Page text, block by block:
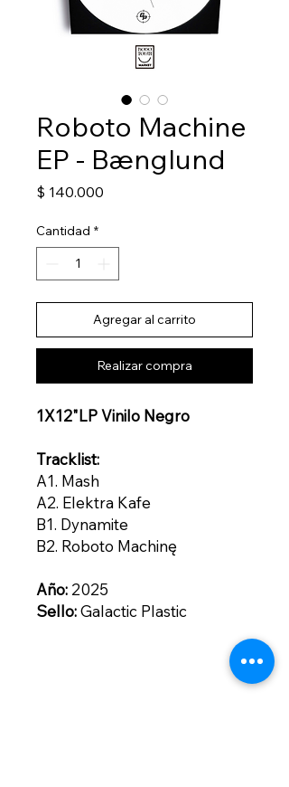
Roboto Machine
EP - Bænglund
$ 140.000
Cantidad *
Agregar al carrito
Realizar compra
1X12"LP Vinilo Negro
Tracklist:
A1. Mash
A2. Elektra Kafe
B1. Dynamite
B2. Roboto Machinę
Año: 2025
Sello:Galactic Plastic